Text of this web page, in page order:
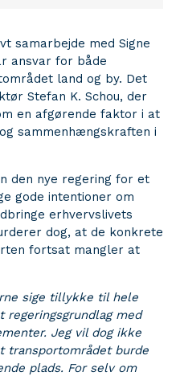
samarbejde med Signe
ansvar for både
land og by. Det
Stefan K. Schou, der
en afgørende faktor i at
sammenhængskraften i
den nye regering for et
gode intentioner om
erhvervslivets
dog, at de konkrete
fortsat mangler at
sige tillykke til hele
regeringsgrundlag med
Jeg vil dog ikke
transportområdet burde
plads. For selv om